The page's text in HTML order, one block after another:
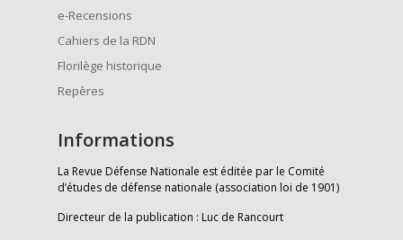
e-Recensions
Cahiers de la RDN
Florilège historique
Repères
Informations
La Revue Défense Nationale est éditée par le Comité
d’études de défense nationale (association loi de 1901)
Directeur de la publication : Luc de Rancourt